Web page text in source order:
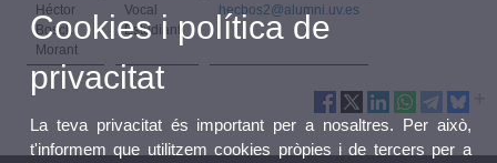
Héctor
Bosch
Morant
Vocal
Estudiant
hecbos2@alumni.uv.es
Cookies i política de
privacitat
La teva privacitat és important per a nosaltres. Per això,
t'informem que utilitzem cookies pròpies i de tercers per a